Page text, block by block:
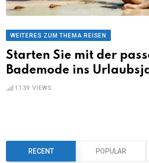
WEITERES ZUM THEMA REISEN
Starten Sie mit der
Bademode ins
1139 VIEWS
RECENT POPULAR